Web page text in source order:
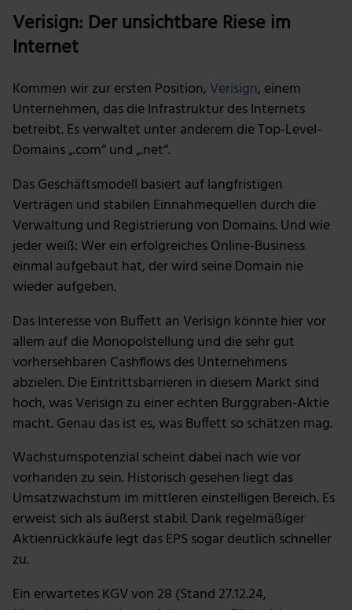
Verisign: Der unsichtbare Riese im
Internet
Kommen wir zur ersten Position, Verisign, einem
Unternehmen, das die Infrastruktur des Internets
betreibt. Es verwaltet unter anderem die Top-Level-
Domains „.com“ und „.net“.
Das Geschäftsmodell basiert auf langfristigen
Verträgen und stabilen Einnahmequellen durch die
Verwaltung und Registrierung von Domains. Und wie
jeder weiß: Wer ein erfolgreiches Online-Business
einmal aufgebaut hat, der wird seine Domain nie
wieder aufgeben.
Das Interesse von Buffett an Verisign könnte hier vor
allem auf die Monopolstellung und die sehr gut
vorhersehbaren Cashflows des Unternehmens
abzielen. Die Eintrittsbarrieren in diesem Markt sind
hoch, was Verisign zu einer echten Burggraben-Aktie
macht. Genau das ist es, was Buffett so schätzen mag.
Wachstumspotenzial scheint dabei nach wie vor
vorhanden zu sein. Historisch gesehen liegt das
Umsatzwachstum im mittleren einstelligen Bereich. Es
erweist sich als äußerst stabil. Dank regelmäßiger
Aktienrückkäufe legt das EPS sogar deutlich schneller
zu.
Ein erwartetes KGV von 28 (Stand 27.12.24,